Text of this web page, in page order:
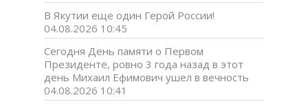
В Якутии еще один Герой России!
04.08.2026 10:45
Сегодня День памяти о Первом
Президенте, ровно 3 года назад в этот
день Михаил Ефимович ушел в вечность
04.08.2026 10:41